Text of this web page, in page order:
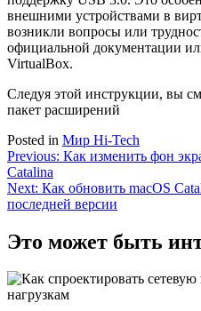
внешними устройствами в
возникли вопросы или
официальной документации
VirtualBox.
Следуя этой инструкции, вы
пакет расширений
Posted in Мир Hi-Tech
Навигация
по
записям
Previous: Как изменить фон
Catalina
Next: Как обновить macOS
последней версии
Это может быть